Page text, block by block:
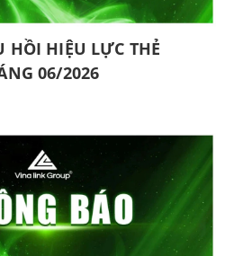
HỒI HIỆU LỰC THẺ
06/2026